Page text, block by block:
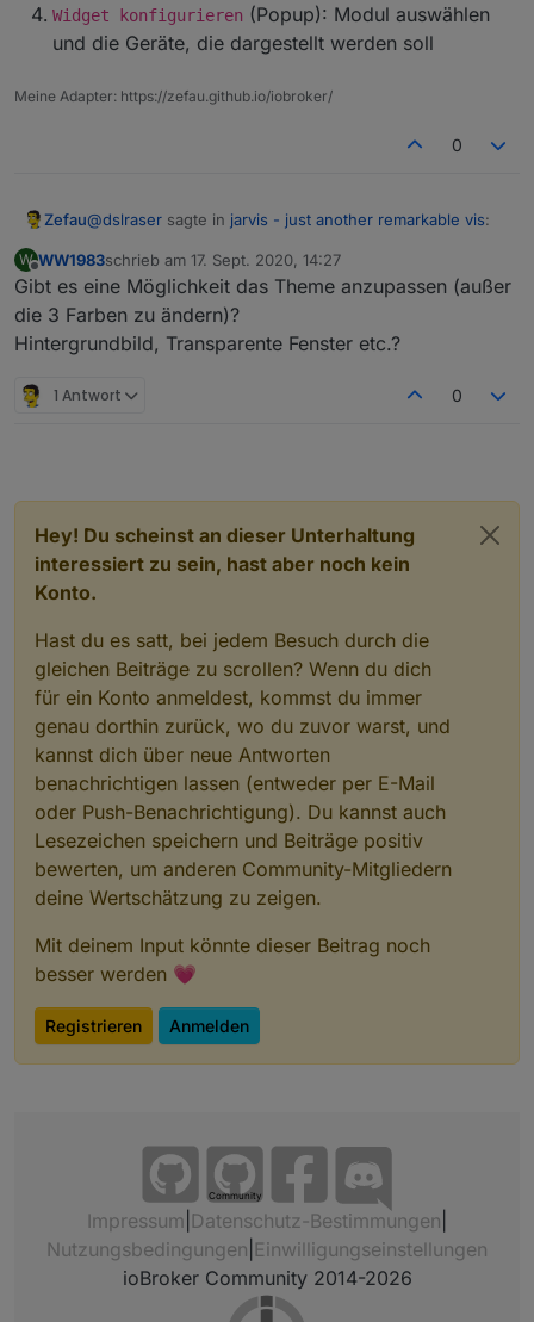
Widget konfigurieren (Popup): Modul auswählen
und die Geräte, die dargestellt werden soll
Meine Adapter: https://zefau.github.io/iobroker/
0
Zefau@dslraser sagte in jarvis - just another remarkable vis:
Kannst Du mal die Deine Konfiguration als Code
(Expertenansicht) zeigen bzw. mal zur Verfügung
stellen. Dann könnte ich vielleicht damit was
machen. Ansonsten komme ich hier nicht weite...
Layout Konfiguration:
Tab kann Vollbild sein (und hat dann nur ein
Widget konfigurieren(Popup): Modul
auswählen und die Geräte, die dargestellt werden
W
Offline
WW1983schrieb am 17. Sept. 2020, 14:27
zuletzt editiert von
Gibt es eine Möglichkeit das Theme anzupassen (außer
die 3 Farben zu ändern)?
Hintergrundbild, Transparente Fenster etc.?
1 Antwort 0
Hey! Du scheinst an dieser Unterhaltung
interessiert zu sein, hast aber noch kein
Konto.
Hast du es satt, bei jedem Besuch durch die
gleichen Beiträge zu scrollen? Wenn du dich
für ein Konto anmeldest, kommst du immer
genau dorthin zurück, wo du zuvor warst, und
kannst dich über neue Antworten
benachrichtigen lassen (entweder per E-Mail
oder Push-Benachrichtigung). Du kannst auch
Lesezeichen speichern und Beiträge positiv
bewerten, um anderen Community-Mitgliedern
deine Wertschätzung zu zeigen.
Mit deinem Input könnte dieser Beitrag noch
besser werden 💗
Registrieren Anmelden
Community
Impressum Datenschutz-Bestimmungen
Nutzungsbedingungen Einwilligungseinstellungen
ioBroker Community 2014-2026